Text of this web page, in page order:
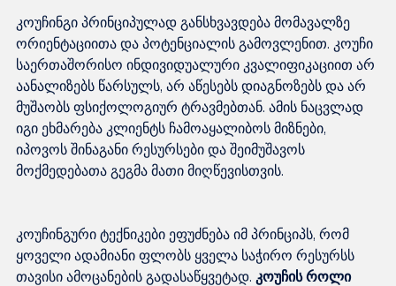
კოუჩინგი პრინციპულად განსხვავდება მომავალზე
ორიენტაციითა და პოტენციალის გამოვლენით. კოუჩი
საერთაშორისო ინდივიდუალური კვალიფიკაციით არ
აანალიზებს წარსულს, არ აწესებს დიაგნოზებს და არ
მუშაობს ფსიქოლოგიურ ტრავმებთან. ამის ნაცვლად
იგი ეხმარება კლიენტს ჩამოაყალიბოს მიზნები,
იპოვოს შინაგანი რესურსები და შეიმუშავოს
კოუჩინგური ტექნიკები ეფუძნება იმ პრინციპს, რომ
ყოველი ადამიანი ფლობს ყველა საჭირო რესურსს
თავისი ამოცანების გადასაწყვეტად. კოუჩის როლი